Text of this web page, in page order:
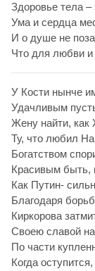
Здоровье тела –
Ума и сердца
И о душе не
Что для любви и
У Кости нынче
Удачливым
Жену найти, как
Ту, что любил
Богатством
Красивым быть,
Как Путин-
Благодаря
Киркорова
Своею славой
По части
Когда